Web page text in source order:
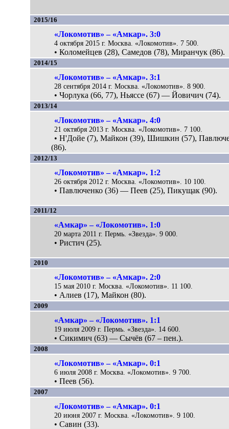
2015/16
«Локомотив» – «Амкар». 3:0
4 октября 2015 г. Москва. «Локомотив». 7 500.
• Коломейцев (28), Самедов (78), Миранчук (86).
2014/15
«Локомотив» – «Амкар». 3:1
28 сентября 2014 г. Москва. «Локомотив». 8 900.
• Чорлука (66, 77), Ньяссе (67) — Йовичич (74).
2013/14
«Локомотив» – «Амкар». 4:0
21 октября 2013 г. Москва. «Локомотив». 7 100.
• Н'Дойе (7), Майкон (39), Шишкин (57),
(86).
2012/13
«Локомотив» – «Амкар». 1:2
26 октября 2012 г. Москва. «Локомотив». 10 100.
• Павлюченко (36) — Пеев (25), Пикущак (90).
2011/12
«Амкар» – «Локомотив». 1:0
20 марта 2011 г. Пермь. «Звезда». 9 000.
• Ристич (25).
2010
«Локомотив» – «Амкар». 2:0
15 мая 2010 г. Москва. «Локомотив». 11 100.
• Алиев (17), Майкон (80).
2009
«Амкар» – «Локомотив». 1:1
19 июля 2009 г. Пермь. «Звезда». 14 600.
• Сикимич (63) — Сычёв (67 – пен.).
2008
«Локомотив» – «Амкар». 0:1
6 июля 2008 г. Москва. «Локомотив». 9 700.
• Пеев (56).
2007
«Локомотив» – «Амкар». 0:1
20 июня 2007 г. Москва. «Локомотив». 9 100.
• Савин (33).